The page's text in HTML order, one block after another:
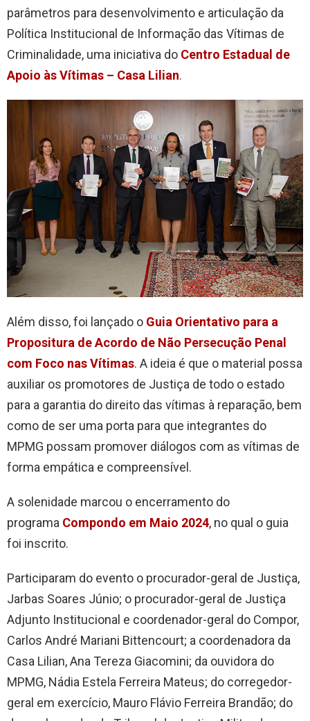
parâmetros para desenvolvimento e articulação da
Política Institucional de Informação das Vítimas de
Criminalidade, uma iniciativa do Centro Estadual de
Apoio às Vítimas – Casa Lilian.
Além disso, foi lançado o Guia Orientativo para a
Propositura de Acordo de Não Persecução Penal
com Foco nas Vítimas. A ideia é que o material possa
auxiliar os promotores de Justiça de todo o estado
para a garantia do direito das vítimas à reparação, bem
como de ser uma porta para que integrantes do
MPMG possam promover diálogos com as vítimas de
forma empática e compreensível.
A solenidade marcou o encerramento do
programa Compondo em Maio 2024, no qual o guia
foi inscrito.
Participaram do evento o procurador-geral de Justiça,
Jarbas Soares Júnio; o procurador-geral de Justiça
Adjunto Institucional e coordenador-geral do Compor,
Carlos André Mariani Bittencourt; a coordenadora da
Casa Lilian, Ana Tereza Giacomini; da ouvidora do
MPMG, Nádia Estela Ferreira Mateus; do corregedor-
geral em exercício, Mauro Flávio Ferreira Brandão; do